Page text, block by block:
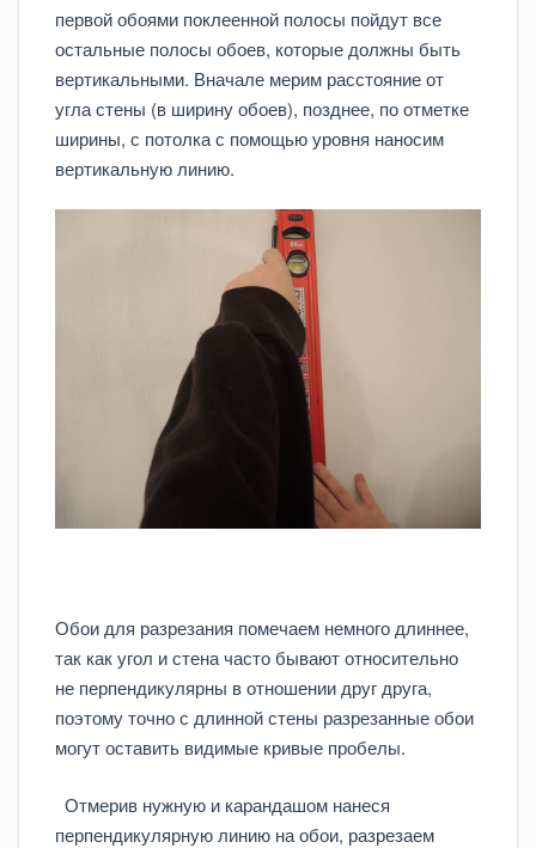
первой обоями поклеенной полосы пойдут все
остальные полосы обоев, которые должны быть
вертикальными. Вначале мерим расстояние от
угла стены (в ширину обоев), позднее, по отметке
ширины, с потолка с помощью уровня наносим
вертикальную линию.
Обои для разрезания помечаем немного длиннее,
так как угол и стена часто бывают относительно
не перпендикулярны в отношении друг друга,
поэтому точно с длинной стены разрезанные обои
могут оставить видимые кривые пробелы.
Отмерив нужную и карандашом нанеся
перпендикулярную линию на обои, разрезаем